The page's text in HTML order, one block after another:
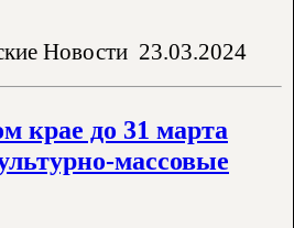
Новости 23.03.2024
крае до 31 марта
массовые